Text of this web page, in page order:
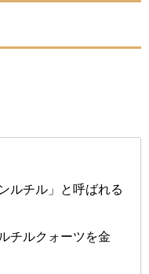
ルチル」と呼ばれる
チルクォーツを金